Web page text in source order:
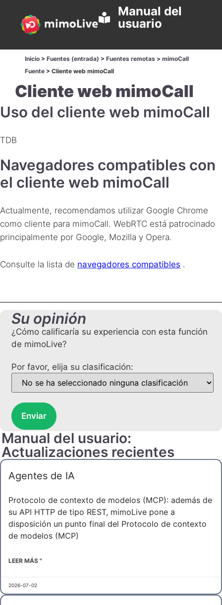
Manual del
usuario
Inicio > Fuentes (entrada) > Fuentes remotas > mimoCall
Fuente > Cliente web mimoCall
Cliente web mimoCall
Uso del cliente web mimoCall
TDB
Navegadores compatibles con
el cliente web mimoCall
Actualmente, recomendamos utilizar Google Chrome
como cliente para mimoCall. WebRTC está patrocinado
principalmente por Google, Mozilla y Opera.
Consulte la lista de navegadores compatibles .
Su opinión
¿Cómo calificaría su experiencia con esta función
de mimoLive?
Por favor, elija su clasificación:
Enviar
Manual del usuario:
Actualizaciones recientes
Agentes de IA
Protocolo de contexto de modelos (MCP): además de
su API HTTP de tipo REST, mimoLive pone a
disposición un punto final del Protocolo de contexto
de modelos (MCP)
LEER MÁS "
2026-07-02